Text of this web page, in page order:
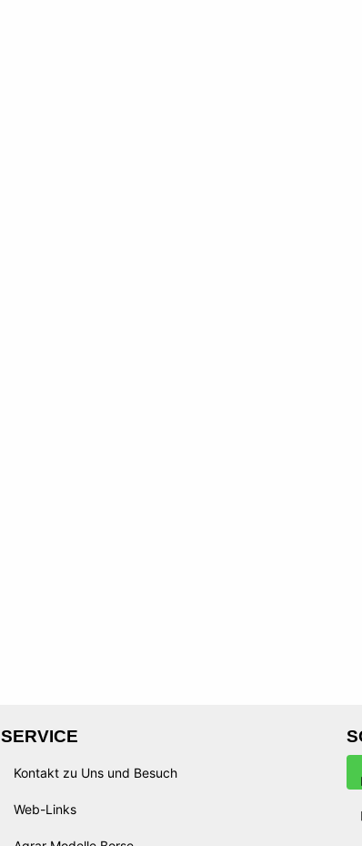
SERVICE
Kontakt zu Uns und Besuch
Web-Links